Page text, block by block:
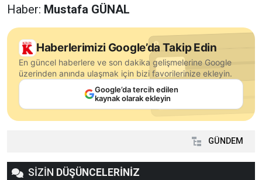
Haber: Mustafa GÜNAL
Haberlerimizi Google’da Takip Edin
En güncel haberlere ve son dakika gelişmelerine Google
üzerinden anında ulaşmak için bizi favorilerinize ekleyin.
Google’da tercih edilen
kaynak olarak ekleyin
GÜNDEM
SİZİN DÜŞÜNCELERİNİZ